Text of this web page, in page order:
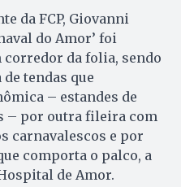
da FCP, Giovanni
do Amor’ foi
corredor da folia, sendo
tendas que
– estandes de
– por outra fileira com
carnavalescos e por
comporta o palco, a
de Amor.